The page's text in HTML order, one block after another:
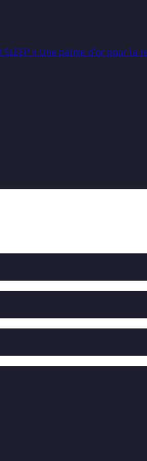
SLEEP » Une palme d’or pour la